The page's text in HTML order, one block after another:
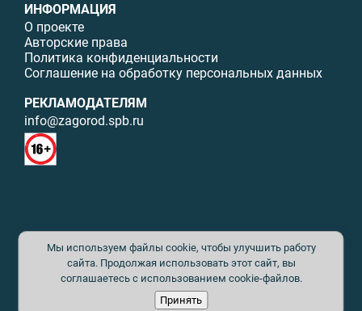
ИНФОРМАЦИЯ
О проекте
Авторские права
Политика конфиденциальности
Соглашение на обработку персональных данных
РЕКЛАМОДАТЕЛЯМ
info@zagorod.spb.ru
© ИП Малыщева Б.Л. Все права защищены. Перепечатка материалов
данного сайта возможна только с письменного разрешения. При
цитировании ссылка на www.zagorod.spb.ru обязательна. Редакция не
несет ответственности за содержание рекламных материалов. Все
рекламируемые товары и услуги имеют необходимые сертификаты и
лицензии. Перепечатка любых материалов без письменного согласия
Мы используем файлы cookie, чтобы улучшить работу
сайта. Продолжая использовать этот сайт, вы
соглашаетесь с использованием cookie-файлов.
Принять